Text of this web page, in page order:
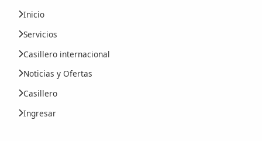
Inicio
Servicios
Casillero internacional
Noticias y Ofertas
Casillero
Ingresar